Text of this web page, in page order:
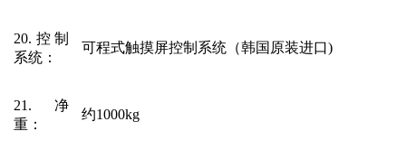
20.控制
系统 ：
可程式触摸屏控制系统（韩国原装进口)
21.净
重 ：
约1000kg